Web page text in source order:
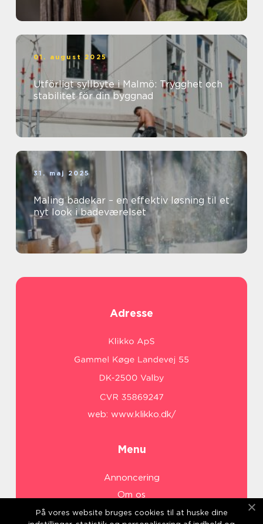
01. august 2025
Utförligt syllbyte i Malmö: Trygghet och
stabilitet för din byggnad
31. maj 2025
Maling badekar – en effektiv løsning til et
nyt look i badeværelset
Adresse
web: www.klikko.dk/
Menu
Annoncering
Om os
Cookies
På vores website bruges cookies til at huske dine